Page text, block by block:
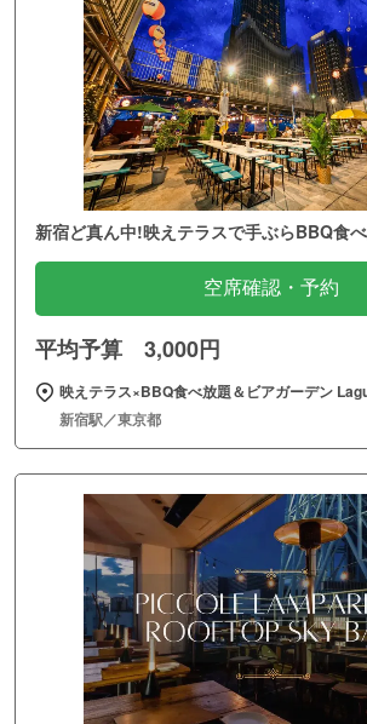
新宿ど真ん中!映えテラスで手ぶらBBQ食
空席確認・予約
平均予算 3,000円
映えテラス×BBQ食べ放題＆ビアガーデン
新宿駅／東京都